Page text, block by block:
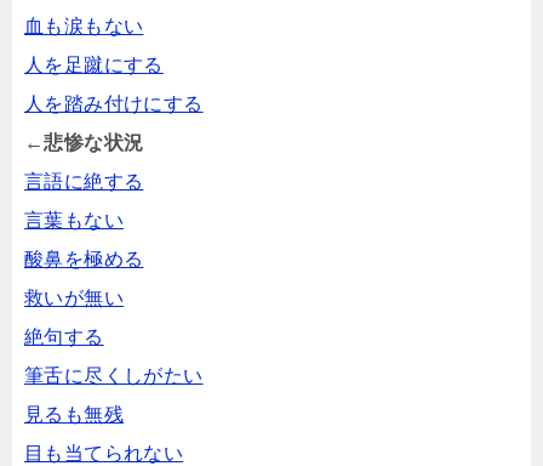
血も涙もない
人を足蹴にする
人を踏み付けにする
←悲惨な状況
言語に絶する
言葉もない
酸鼻を極める
救いが無い
絶句する
筆舌に尽くしがたい
見るも無残
目も当てられない